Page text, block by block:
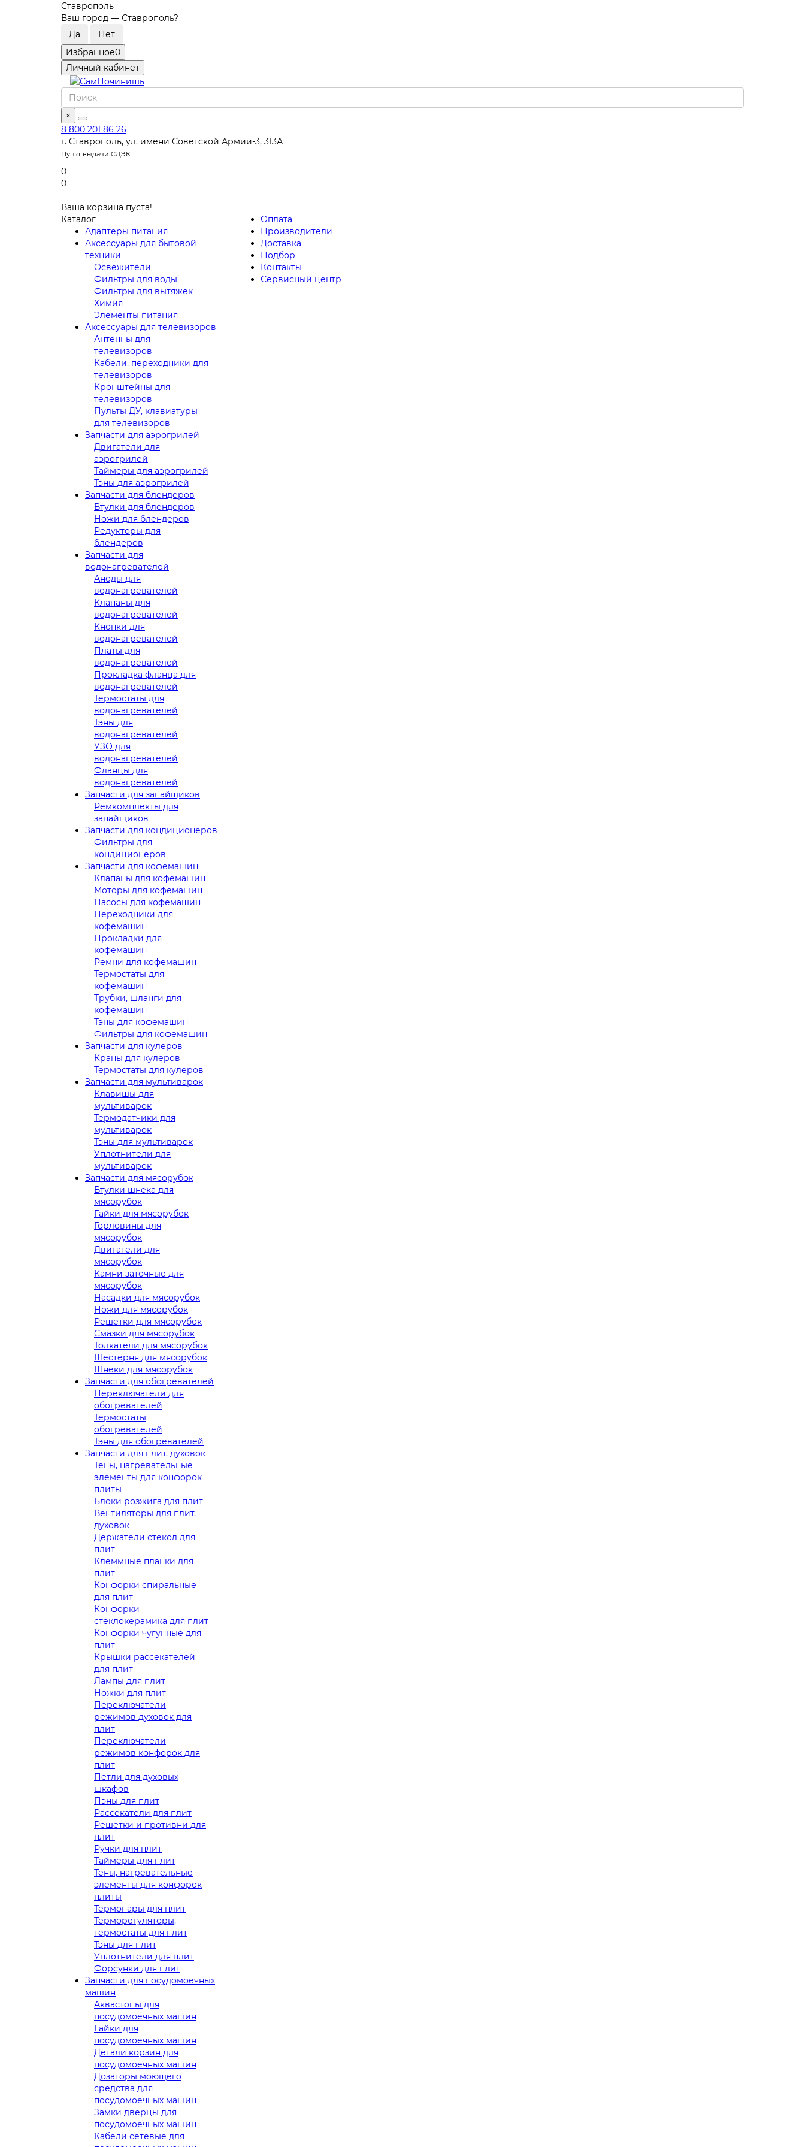
Ставрополь
Ваш город — Ставрополь?
Избранное0
Личный кабинет
×
8 800 201 86 26
г. Ставрополь, ул. имени Советской Армии-3, 313А
Пункт выдачи СДЭК
0
0
Ваша корзина пуста!
Каталог
Адаптеры питания
Аксессуары для бытовой
техники
Освежители
Фильтры для воды
Фильтры для вытяжек
Химия
Элементы питания
Аксессуары для телевизоров
Антенны для
телевизоров
Кабели, переходники для
телевизоров
Кронштейны для
телевизоров
Пульты ДУ, клавиатуры
для телевизоров
Запчасти для аэрогрилей
Двигатели для
аэрогрилей
Таймеры для аэрогрилей
Тэны для аэрогрилей
Запчасти для блендеров
Втулки для блендеров
Ножи для блендеров
Редукторы для
блендеров
Запчасти для
водонагревателей
Аноды для
водонагревателей
Клапаны для
водонагревателей
Кнопки для
водонагревателей
Платы для
водонагревателей
Прокладка фланца для
водонагревателей
Термостаты для
водонагревателей
Тэны для
водонагревателей
УЗО для
водонагревателей
Фланцы для
водонагревателей
Запчасти для запайщиков
Ремкомплекты для
запайщиков
Запчасти для кондиционеров
Фильтры для
кондиционеров
Запчасти для кофемашин
Клапаны для кофемашин
Моторы для кофемашин
Насосы для кофемашин
Переходники для
кофемашин
Прокладки для
кофемашин
Ремни для кофемашин
Термостаты для
кофемашин
Трубки, шланги для
кофемашин
Тэны для кофемашин
Фильтры для кофемашин
Запчасти для кулеров
Краны для кулеров
Термостаты для кулеров
Запчасти для мультиварок
Клавишы для
мультиварок
Термодатчики для
мультиварок
Тэны для мультиварок
Уплотнители для
мультиварок
Запчасти для мясорубок
Втулки шнека для
мясорубок
Гайки для мясорубок
Горловины для
мясорубок
Двигатели для
мясорубок
Камни заточные для
мясорубок
Насадки для мясорубок
Ножи для мясорубок
Решетки для мясорубок
Смазки для мясорубок
Толкатели для мясорубок
Шестерня для мясорубок
Шнеки для мясорубок
Запчасти для обогревателей
Переключатели для
обогревателей
Термостаты
обогревателей
Тэны для обогревателей
Запчасти для плит, духовок
Тены, нагревательные
элементы для конфорок
плиты
Блоки розжига для плит
Вентиляторы для плит,
духовок
Держатели стекол для
плит
Клеммные планки для
плит
Конфорки спиральные
для плит
Конфорки
стеклокерамика для плит
Конфорки чугунные для
плит
Крышки рассекателей
для плит
Лампы для плит
Ножки для плит
Переключатели
режимов духовок для
плит
Переключатели
режимов конфорок для
плит
Петли для духовых
шкафов
Пэны для плит
Рассекатели для плит
Решетки и противни для
плит
Ручки для плит
Таймеры для плит
Тены, нагревательные
элементы для конфорок
плиты
Термопары для плит
Терморегуляторы,
термостаты для плит
Тэны для плит
Уплотнители для плит
Форсунки для плит
Запчасти для посудомоечных
машин
Аквастопы для
посудомоечных машин
Гайки для
посудомоечных машин
Детали корзин для
посудомоечных машин
Дозаторы моющего
средства для
посудомоечных машин
Замки дверцы для
посудомоечных машин
Кабели сетевые для
Оплата
Производители
Доставка
Подбор
Контакты
Сервисный центр